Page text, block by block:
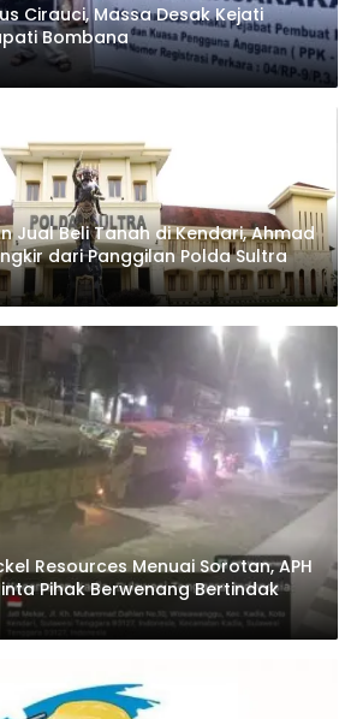
Cirauci, Massa Desak Kejati
Bombana
Jual Beli Tanah di Kendari, Ahmad
dari Panggilan Polda Sultra
Resources Menuai Sorotan, APH
Pihak Berwenang Bertindak